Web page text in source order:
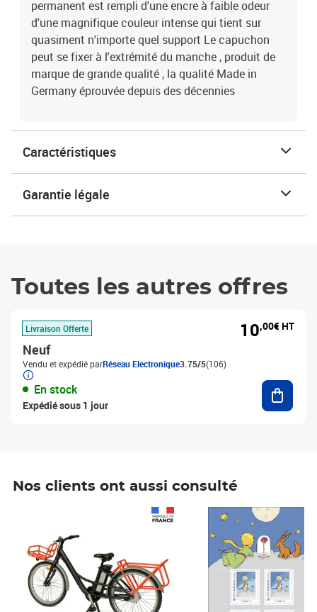
permanent est rempli d'une encre à faible odeur
d'une magnifique couleur intense qui tient sur
quasiment n'importe quel support Le capuchon
peut se fixer à l'extrémité du manche , produit de
marque de grande qualité , la qualité Made in
Germany éprouvée depuis des décennies
Caractéristiques
Garantie légale
Toutes les autres offres
Livraison Offerte
Neuf
Vendu et expédié parRéseau Electronique3.75/5(106)
En stock
Expédié sous 1 jour
10,00€ HT
Nos clients ont aussi consulté
Prix 6,25€ HT